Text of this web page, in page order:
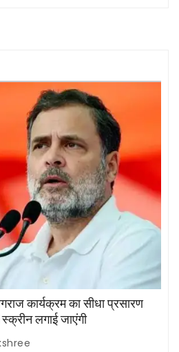
कार्यक्रम का सीधा प्रसारण
लगाई जाएंगी